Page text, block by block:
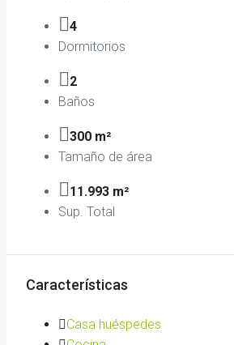
4
Dormitorios
2
Baños
300 m²
Tamaño de área
11.993 m²
Sup. Total
Características
Casa huéspedes